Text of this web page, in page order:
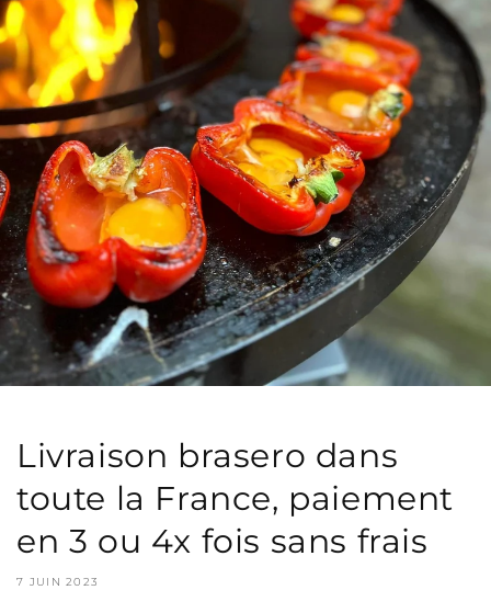
Livraison brasero dans
toute la France, paiement
en 3 ou 4x fois sans frais
7 JUIN 2023